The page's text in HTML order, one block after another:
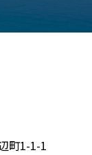
町1-1-1